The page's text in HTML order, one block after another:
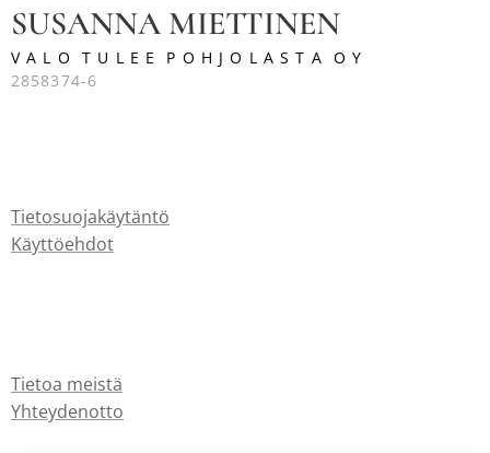
SUSANNA MIETTINEN
V A L O T U L E E P O H J O L A S T A O Y
2858374-6
Tietosuojakäytäntö
Käyttöehdot
Tietoa meistä
Yhteydenotto